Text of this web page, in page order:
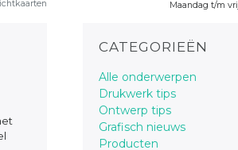
Maandag t/m
CATEGORIEËN
Alle onderwerpen
Drukwerk tips
Ontwerp tips
Grafisch nieuws
Producten